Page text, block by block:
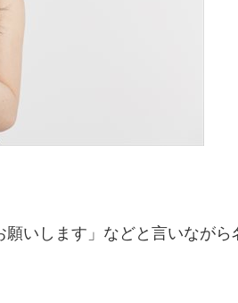
いします」などと言いながら